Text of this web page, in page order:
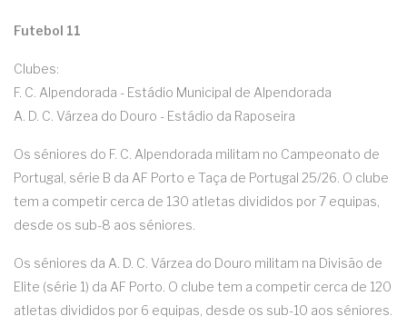
Futebol 11
Clubes:
F. C. Alpendorada - Estádio Municipal de Alpendorada
A. D. C. Várzea do Douro - Estádio da Raposeira
Os séniores do F. C. Alpendorada militam no Campeonato de
Portugal, série B da AF Porto e Taça de Portugal 25/26. O clube
tem a competir cerca de 130 atletas divididos por 7 equipas,
desde os sub-8 aos séniores.
Os séniores da A. D. C. Várzea do Douro militam na Divisão de
Elite (série 1) da AF Porto. O clube tem a competir cerca de 120
atletas divididos por 6 equipas, desde os sub-10 aos séniores.